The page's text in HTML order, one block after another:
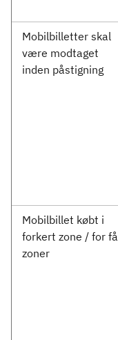
Mobilbilletter skal
være modtaget
inden påstigning
Mobilbillet købt i
forkert zone / for få
zoner